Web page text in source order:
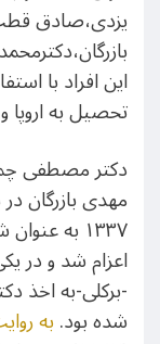
یزدی،صادق
این افراد با
تحصیل به اروپا
دکتر مصطفی
مهدی بازرگان
۱۳۳۷ به
اعزام شد و در
-بركلی-به اخذ
شده بود.به